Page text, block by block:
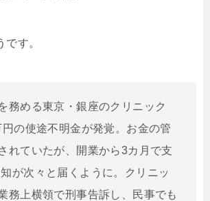
す。
務める東京・銀座のクリニック
の使途不明金が発覚。お金の管
れていたが、開業から3カ月で支
が次々と届くように。クリニッ
務上横領で刑事告訴し、民事でも